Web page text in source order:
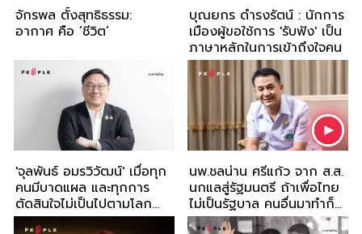
จักรพล ตั้งสุทธิธรรม:
อากาศ คือ ‘ชีวิต’
บุณยกร ดำรงรัตน์ : นักการ
เมืองผู้ขอใช้การ 'รับฟัง' เป็น
ภาษาหลักในการเข้าถึงใจคน
'จุลพันธ์ อมรวิวัฒน์' เมื่อทุก
คนมีบาดแผล และทุกการ
ตัดสินใจไม่เป็นไปตามโลก
อุดมคติ
นพ.ชลน่าน ศรีแก้ว จาก ส.ส.
นกแลสู่รัฐมนตรี ถ้าเพื่อไทย
ไม่เป็นรัฐบาล คนอื่นมาทำก็
ไม่สำเร็จ